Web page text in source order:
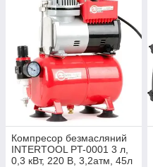
Компресор безмасляний
INTERTOOL PT-0001 3 л,
0,3 кВт, 220 В, 3,2атм, 45л